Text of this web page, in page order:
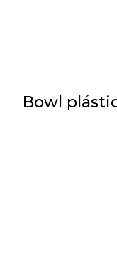
Bowl